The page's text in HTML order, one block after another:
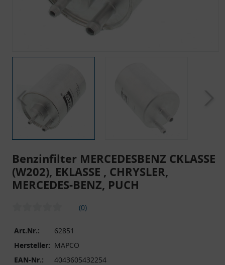
Benzinfilter MERCEDESBENZ CKLASSE
(W202), EKLASSE , CHRYSLER,
MERCEDES-BENZ, PUCH
(0)
Art.Nr.:
62851
Hersteller: MAPCO
EAN-Nr.:
4043605432254